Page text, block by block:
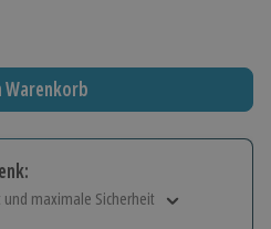
Warenkorb
maximale Sicherheit